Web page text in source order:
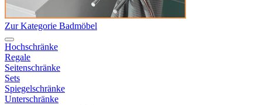
Zur Kategorie Badmöbel
Hochschränke
Regale
Seitenschränke
Sets
Spiegelschränke
Unterschränke